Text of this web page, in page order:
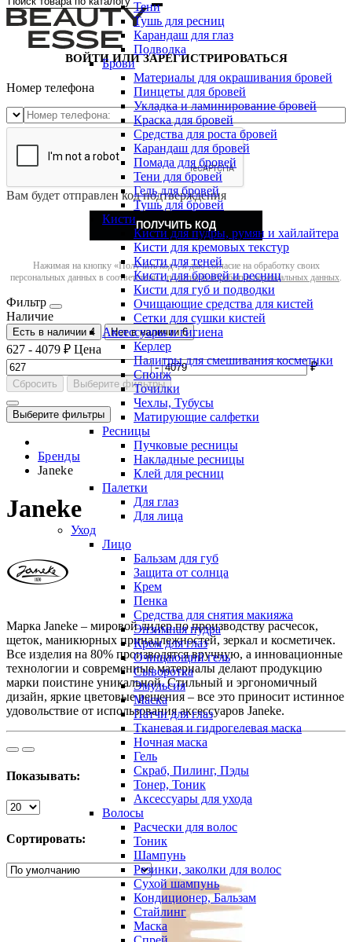
Тени
Тушь для ресниц
Карандаш для глаз
Подводка
Брови
Материалы для окрашивания бровей
Пинцеты для бровей
Укладка и ламинирование бровей
Краска для бровей
Средства для роста бровей
Карандаш для бровей
Помада для бровей
Тени для бровей
Гель для бровей
Тушь для бровей
Кисти
Кисти для пудры, румян и хайлайтера
Кисти для кремовых текстур
Кисти для теней
Кисти для бровей и ресниц
Кисти для губ и подводки
Очищающие средства для кистей
Сетки для сушки кистей
Аксессуары и гигиена
Керлер
Палитры для смешивания косметики
Спонж
Точилки
Чехлы, Тубусы
Матирующие салфетки
Ресницы
Пучковые ресницы
Накладные ресницы
Клей для ресниц
Палетки
Для глаз
Для лица
Уход
Лицо
Бальзам для губ
Защита от солнца
Крем
Пенка
Средства для снятия макияжа
Энзимная пудра
Крем для глаз
Очищающий гель
Сыворотка
Эмульсия
Маска
Патчи для глаз
Тканевая и гидрогелевая маска
Ночная маска
Гель
Скраб, Пилинг, Пэды
Тонер, Тоник
Аксессуары для ухода
Волосы
Расчески для волос
Тоник
Шампунь
Резинки, заколки для волос
Сухой шампунь
Кондиционер, Бальзам
Стайлинг
Маска
ВОЙТИ ИЛИ ЗАРЕГИСТРИРОВАТЬСЯ
Номер телефона
Вам будет отправлен код подтверждения
ПОЛУЧИТЬ КОД
Нажимая на кнопку «Получить код», я даю согласие на обработку своих
персональных данных в соответствии сполитикой обработки персональных данных.
Фильтр
Наличие
Есть в наличии 4 Нет в наличии 6
627 - 4079 ₽ Цена
-
₽
Сбросить Выберите фильтры
Выберите фильтры
Бренды
Janeke
Janeke
Марка Janeke – мировой лидер по производству расчесок,
щеток, маникюрных принадлежностей, зеркал и косметичек.
Все изделия на 80% производятся вручную, а инновационные
технологии и современные материалы делают продукцию
марки поистине уникальной. Стильный и эргономичный
дизайн, яркие цветовые решения – все это приносит истинное
удовольствие от использования аксессуаров Janeke.
Показывать:
Сортировать: